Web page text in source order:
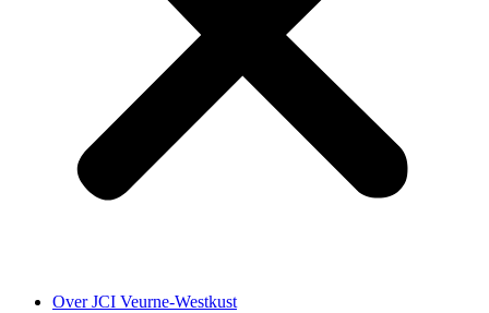
Over JCI Veurne-Westkust